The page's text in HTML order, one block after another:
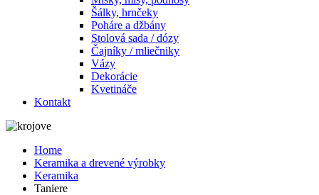
Šálky, hrnčeky
Poháre a džbány
Stolová sada / dózy
Čajníky / mliečniky
Vázy
Dekorácie
Kvetináče
Kontakt
Home
Keramika a drevené výrobky
Keramika
Taniere